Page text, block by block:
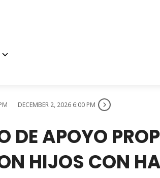
DECEMBER 2, 2026 6:00 PM
DE APOYO
HIJOS CON